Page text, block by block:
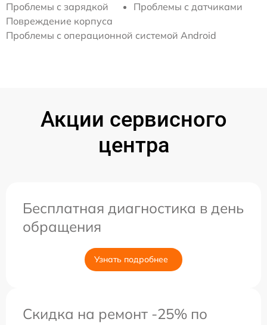
Проблемы с зарядкой
Проблемы с датчиками
Повреждение корпуса
Проблемы с операционной системой Android
Акции сервисного
центра
Бесплатная диагностика в день
обращения
Узнать подробнее
Скидка на ремонт -25% по